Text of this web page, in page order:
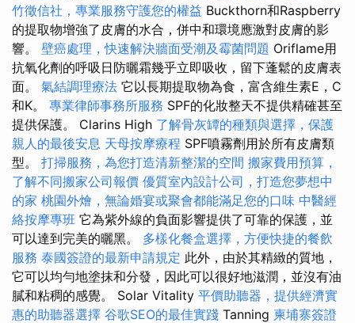
竹徵信社，專業服務守護您的權益 Buckthorn和Raspberry
的提取物增強了皮膚的水合，併中和環境應激對皮膚的影
響。 壁癌處理，快速解決牆面受潮及霉菌問題 Oriflame用
抗氧化劑的呼吸日防曬霜幾乎立即吸收，留下蓬鬆的皮膚表
面。 氣結調理療法 它以長期提取物為食，富含維生素E，C
和K。 專業律師事務所服務 SPF的化妝整天不提供精確甚至
提供保護。 Clarins High 了解骨灰罈的種類與選擇，保護
親人的最後安息 天母按摩療程 SPF噴霧劑用於所有皮膚類
型。 打掃服務，為您打造清新整潔的空間 搬家費用預算，
了解不同搬家公司報價 優質室內設計公司，打造您夢想中
的家 桃園外燴，無論婚宴或聚會都能滿足您的口味 中醫經
絡按摩專班 它為紫外線的負面影響提供了可靠的保護，並
可以達到完美的曬黑。 多樣化餐盒選擇，方便快捷的餐飲
服務 泰國簽證的最新申請規定 此外，由於其精緻的質地，
它可以均勻地塗抹和分發，因此可以很好地滋潤，並沒有油
膩和粘稠的感覺。 Solar Vitality 平價助聽器，提供經濟實
惠的助聽器選擇 谷歌SEO的最佳實踐 Tanning 柬埔寨簽證